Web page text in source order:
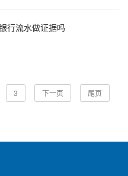
行流水做证据吗
3 下一页 尾页